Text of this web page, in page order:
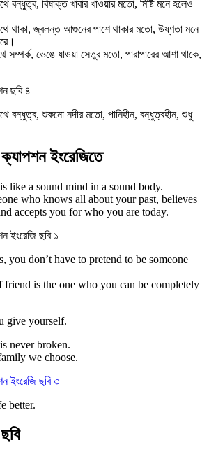
বন্ধুত্ব, বিষাক্ত খাবার খাওয়ার মতো, মিষ্টি মনে হলেও
থাকা, জ্বলন্ত আগুনের পাশে থাকার মতো, উষ্ণতা মনে
সম্পর্ক, ভেঙে যাওয়া সেতুর মতো, পারাপারের আশা থাকে,
বন্ধুত্ব, শুকনো নদীর মতো, পানিহীন, বন্ধুত্বহীন, শুধু
ক্যাপশন ইংরেজিতে
like a sound mind in a sound body.
who knows all about your past, believes
accepts you for who you are today.
you don’t have to pretend to be someone
friend is the one who you can be completely
never broken.
we choose.
better.